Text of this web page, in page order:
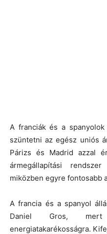
A franciák és a
szüntetni az egész uniós
Párizs és Madrid azzal
ármegállapítási
miközben egyre fontosabb
A francia és a spanyol
Daniel Gros,
energiatakarékosságra.